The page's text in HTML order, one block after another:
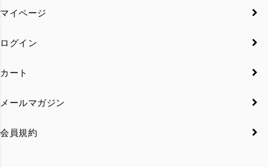
マイページ
ログイン
カート
メールマガジン
会員規約